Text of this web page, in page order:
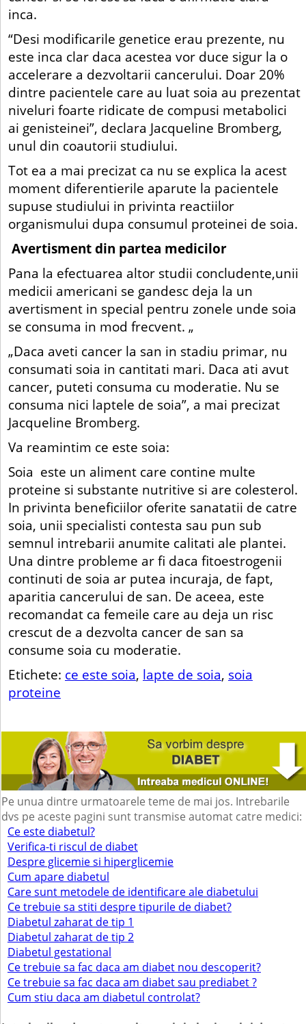
inca.
“Desi modificarile genetice erau prezente, nu
este inca clar daca acestea vor duce sigur la o
accelerare a dezvoltarii cancerului. Doar 20%
dintre pacientele care au luat soia au prezentat
niveluri foarte ridicate de compusi metabolici
ai genisteinei”, declara Jacqueline Bromberg,
unul din coautorii studiului.
Tot ea a mai precizat ca nu se explica la acest
moment diferentierile aparute la pacientele
supuse studiului in privinta reactiilor
organismului dupa consumul proteinei de soia.
Avertisment din partea medicilor
Pana la efectuarea altor studii concludente,unii
medicii americani se gandesc deja la un
avertisment in special pentru zonele unde soia
se consuma in mod frecvent. „
„Daca aveti cancer la san in stadiu primar, nu
consumati soia in cantitati mari. Daca ati avut
cancer, puteti consuma cu moderatie. Nu se
consuma nici laptele de soia”, a mai precizat
Jacqueline Bromberg.
Va reamintim ce este soia:
Soia este un aliment care contine multe
proteine si substante nutritive si are colesterol.
In privinta beneficiilor oferite sanatatii de catre
soia, unii specialisti contesta sau pun sub
semnul intrebarii anumite calitati ale plantei.
Una dintre probleme ar fi daca fitoestrogenii
continuti de soia ar putea incuraja, de fapt,
aparitia cancerului de san. De aceea, este
recomandat ca femeile care au deja un risc
crescut de a dezvolta cancer de san sa
consume soia cu moderatie.
Etichete: ce este soia, lapte de soia, soia
proteine
Pe unua dintre urmatoarele teme de mai jos. Intrebarile
dvs pe aceste pagini sunt transmise automat catre medici:
Ce este diabetul?
Verifica-ti riscul de diabet
Despre glicemie si hiperglicemie
Cum apare diabetul
Care sunt metodele de identificare ale diabetului
Ce trebuie sa stiti despre tipurile de diabet?
Diabetul zaharat de tip 1
Diabetul zaharat de tip 2
Diabetul gestational
Ce trebuie sa fac daca am diabet nou descoperit?
Ce trebuie sa fac daca am diabet sau prediabet ?
Cum stiu daca am diabetul controlat?